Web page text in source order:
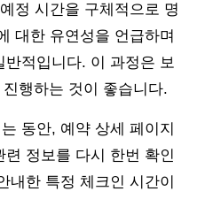
정 시간을 구체적으로 명
대한 유연성을 언급하며
적입니다. 이 과정은 보
행하는 것이 좋습니다.
동안, 예약 상세 페이지
정보를 다시 한번 확인
내한 특정 체크인 시간이